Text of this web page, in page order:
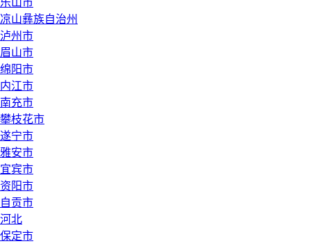
乐山市
凉山彝族自治州
泸州市
眉山市
绵阳市
内江市
南充市
攀枝花市
遂宁市
雅安市
宜宾市
资阳市
自贡市
河北
保定市